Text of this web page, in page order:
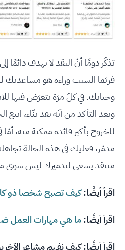
تذكّر دومًا أنّ النقد لا يهدف
فربّما السبب وراءه هو مساعدتك
وحياتك. في كلّ مرّة تتعرّض فيها
وبعد التأكد من أنّه نقد بنّاء،
للخروج بأكبر فائدة ممكنة منه،
مدمّر، فعليك في هذه الحالة
منتقد يسعى لتدميرك ليس سوى
اقرأ أيضًا:كيف تصبح شخصا ذو كاريزما 1 :
اقرأ أيضًا:ما هي مهارات العمل
اقرأ أيضًا:كيف نفهم مشاعر